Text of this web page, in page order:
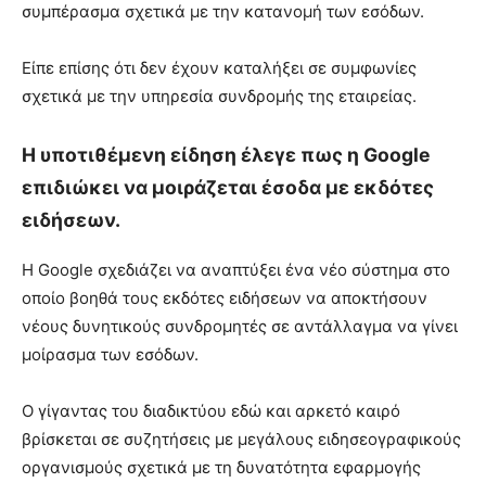
συμπέρασμα σχετικά με την κατανομή των εσόδων.
Είπε επίσης ότι δεν έχουν καταλήξει σε συμφωνίες
σχετικά με την υπηρεσία συνδρομής της εταιρείας.
Η υποτιθέμενη είδηση έλεγε πως η Google
επιδιώκει να μοιράζεται έσοδα με εκδότες
ειδήσεων.
Η Google σχεδιάζει να αναπτύξει ένα νέο σύστημα στο
οποίο βοηθά τους εκδότες ειδήσεων να αποκτήσουν
νέους δυνητικούς συνδρομητές σε αντάλλαγμα να γίνει
μοίρασμα των εσόδων.
Ο γίγαντας του διαδικτύου εδώ και αρκετό καιρό
βρίσκεται σε συζητήσεις με μεγάλους ειδησεογραφικούς
οργανισμούς σχετικά με τη δυνατότητα εφαρμογής